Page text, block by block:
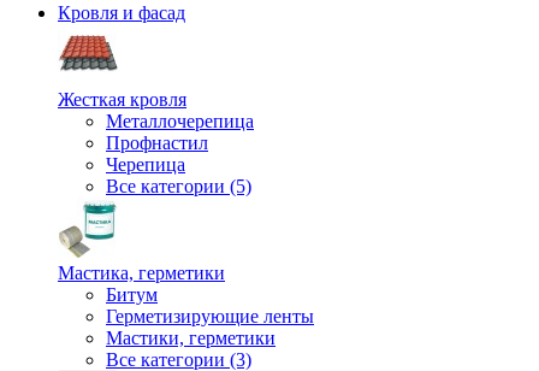
Кровля и фасад
Жесткая кровля
Металлочерепица
Профнастил
Черепица
Все категории (5)
Мастика, герметики
Битум
Герметизирующие ленты
Мастики, герметики
Все категории (3)